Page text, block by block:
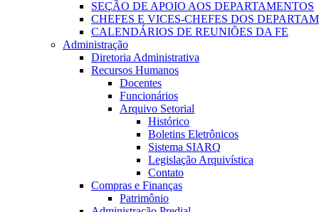
SEÇÃO DE APOIO AOS DEPARTAMENTOS
CHEFES E VICES-CHEFES DOS
CALENDÁRIOS DE REUNIÕES DA FE
Administração
Diretoria Administrativa
Recursos Humanos
Docentes
Funcionários
Arquivo Setorial
Histórico
Boletins Eletrônicos
Sistema SIARQ
Legislação Arquivística
Contato
Compras e Finanças
Patrimônio